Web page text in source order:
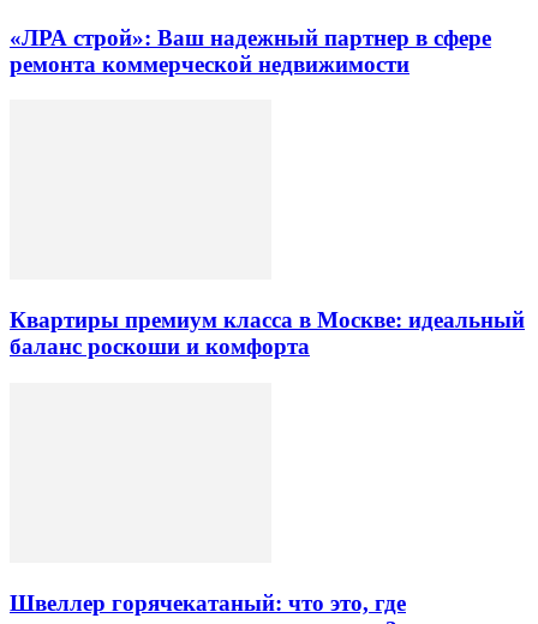
«ЛРА строй»: Ваш надежный партнер в сфере
ремонта коммерческой недвижимости
Квартиры премиум класса в Москве: идеальный
баланс роскоши и комфорта
Швеллер горячекатаный: что это, где